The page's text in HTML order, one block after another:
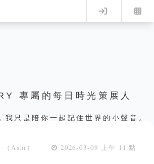
Log in
專屬的每日時光策展人
我只是陪你一起記住世界的小聲音。
（Ashi） 2026-03-09 上午 11 點